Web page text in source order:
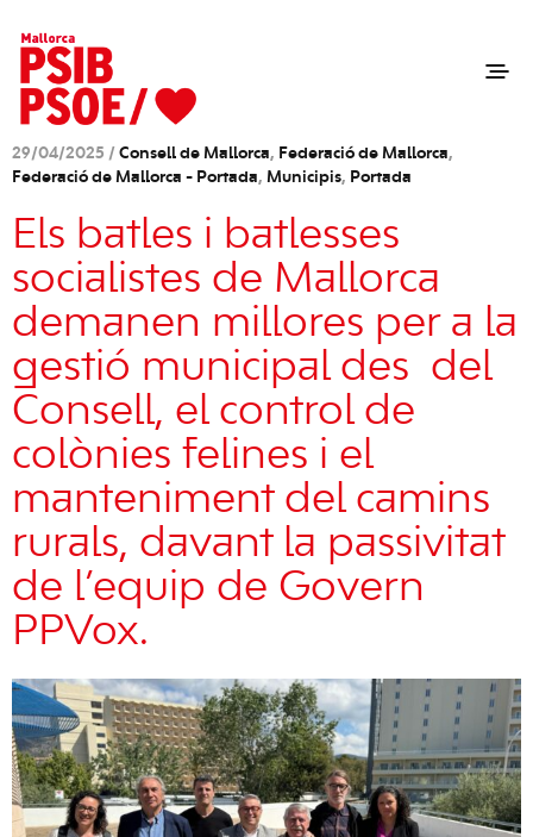
29/04/2025 / Consell de Mallorca, Federació de Mallorca,
Federació de Mallorca - Portada, Municipis, Portada
Els batles i batlesses
socialistes de Mallorca
demanen millores per a la
gestió municipal des del
Consell, el control de
colònies felines i el
manteniment del camins
rurals, davant la passivitat
de l’equip de Govern
PPVox.